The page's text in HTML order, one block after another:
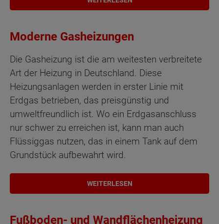
Moderne Gasheizungen
Die Gasheizung ist die am weitesten verbreitete
Art der Heizung in Deutschland. Diese
Heizungsanlagen werden in erster Linie mit
Erdgas betrieben, das preisgünstig und
umweltfreundlich ist. Wo ein Erdgasanschluss
nur schwer zu erreichen ist, kann man auch
Flüssiggas nutzen, das in einem Tank auf dem
Grundstück aufbewahrt wird.
WEITERLESEN
Fußboden- und Wandflächenheizung